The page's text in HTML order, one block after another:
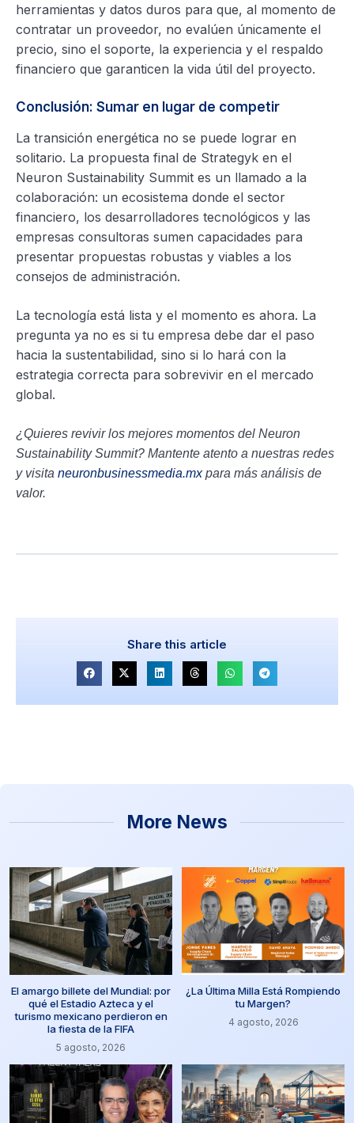
herramientas y datos duros para que, al momento de
contratar un proveedor, no evalúen únicamente el
precio, sino el soporte, la experiencia y el respaldo
financiero que garanticen la vida útil del proyecto.
Conclusión: Sumar en lugar de competir
La transición energética no se puede lograr en
solitario. La propuesta final de Strategyk en el
Neuron Sustainability Summit es un llamado a la
colaboración: un ecosistema donde el sector
financiero, los desarrolladores tecnológicos y las
empresas consultoras sumen capacidades para
presentar propuestas robustas y viables a los
consejos de administración.
La tecnología está lista y el momento es ahora. La
pregunta ya no es si tu empresa debe dar el paso
hacia la sustentabilidad, sino si lo hará con la
estrategia correcta para sobrevivir en el mercado
global.
¿Quieres revivir los mejores momentos del Neuron
Sustainability Summit? Mantente atento a nuestras redes
y visita neuronbusinessmedia.mxpara más análisis de
valor.
Share this article
More News
El amargo billete del Mundial: por
qué el Estadio Azteca y el
turismo mexicano perdieron en
la fiesta de la FIFA
5 agosto, 2026
¿La Última Milla Está Rompiendo
tu Margen?
4 agosto, 2026